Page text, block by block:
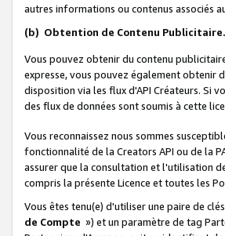
autres informations ou contenus associés
(b) Obtention de Contenu Publicitaire.
Vous pouvez obtenir du contenu
expresse, vous pouvez également obtenir
disposition via les flux d'API Créateurs. Si
des flux de données sont soumis à cette
Vous reconnaissez nous sommes
fonctionnalité de la Creators API ou de la
assurer que la consultation et l'utilisation
compris la présente Licence et toutes les
Vous êtes tenu(e) d'utiliser une paire de
de Compte ») et un paramètre de tag